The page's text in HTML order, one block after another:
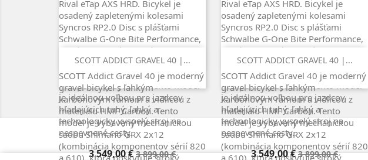
Rival eTap AXS HRD. Bicykel je
osadený zapletenými kolesami
Syncros RP2.0 Disc s plášťami
Schwalbe G-One Bite Performance,
ktoré poskytujú optimálny grip na
štrku. Čistý dizajn dopĺňa plne
integrovaná kabeláž a kvalitné
komponenty Syncros. Tento model
je ideálnou voľbou pre jazdcov
hľadajúcich tuhý, ľahký a
technologicky vyspelý stroj na
nespevnené cesty.
Cena
3 549,00 €Základná
3 899,00 €
Rival eTap AXS HRD. Bicykel je
osadený zapletenými kolesami
Syncros RP2.0 Disc s plášťami
Schwalbe G-One Bite Performance,
ktoré poskytujú optimálny grip na
štrku. Čistý dizajn dopĺňa plne
integrovaná kabeláž a kvalitné
komponenty Syncros. Tento model
je ideálnou voľbou pre jazdcov
hľadajúcich tuhý, ľahký a
technologicky vyspelý stroj na
nespevnené cesty.
Cena
3 549,00 €Základná
3 899,00 €
Rýchly náhľad
SCOTT ADDICT GRAVEL 40 |...
SCOTT Addict Gravel 40 je moderný
gravel bicykel s ľahkým
karbónovým rámom a vidlicou z
materiálu HMF Carbon. Tento
model je vybavený mechanickou
sadou Shimano GRX 2x12
(kombinácia komponentov sérií 820
Rýchly náhľad
SCOTT ADDICT GRAVEL 40 |...
SCOTT Addict Gravel 40 je moderný
gravel bicykel s ľahkým
karbónovým rámom a vidlicou z
materiálu HMF Carbon. Tento
model je vybavený mechanickou
sadou Shimano GRX 2x12
(kombinácia komponentov sérií 820